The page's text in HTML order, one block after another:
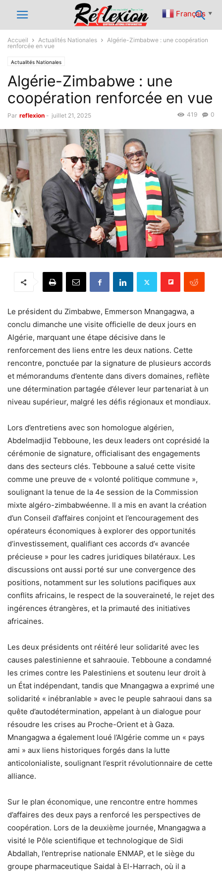
Accueil Actualités Nationales
Algérie-Zimbabwe : une coopération
renforcée en vue
Actualités Nationales
Algérie-Zimbabwe : une
coopération renforcée en vue
Par reflexion - juillet 21, 2025 0
419
Le président du Zimbabwe, Emmerson Mnangagwa, a
conclu dimanche une visite officielle de deux jours en
Algérie, marquant une étape décisive dans le
renforcement des liens entre les deux nations. Cette
rencontre, ponctuée par la signature de plusieurs accords
et mémorandums d’entente dans divers domaines, reflète
une détermination partagée d’élever leur partenariat à un
niveau supérieur, malgré les défis régionaux et mondiaux.
Lors d’entretiens avec son homologue algérien,
Abdelmadjid Tebboune, les deux leaders ont coprésidé la
cérémonie de signature, officialisant des engagements
dans des secteurs clés. Tebboune a salué cette visite
comme une preuve de « volonté politique commune »,
soulignant la tenue de la 4e session de la Commission
mixte algéro-zimbabwéenne. Il a mis en avant la création
d’un Conseil d’affaires conjoint et l’encouragement des
opérateurs économiques à explorer des opportunités
d’investissement, qualifiant ces accords d’« avancée
précieuse » pour les cadres juridiques bilatéraux. Les
discussions ont aussi porté sur une convergence des
positions, notamment sur les solutions pacifiques aux
conflits africains, le respect de la souveraineté, le rejet des
ingérences étrangères, et la primauté des initiatives
africaines.
Les deux présidents ont réitéré leur solidarité avec les
causes palestinienne et sahraouie. Tebboune a condamné
les crimes contre les Palestiniens et soutenu leur droit à
un État indépendant, tandis que Mnangagwa a exprimé une
solidarité « inébranlable » avec le peuple sahraoui dans sa
quête d’autodétermination, appelant à un dialogue pour
résoudre les crises au Proche-Orient et à Gaza.
Mnangagwa a également loué l’Algérie comme un « pays
ami » aux liens historiques forgés dans la lutte
anticolonialiste, soulignant l’esprit révolutionnaire de cette
alliance.
Sur le plan économique, une rencontre entre hommes
d’affaires des deux pays a renforcé les perspectives de
coopération. Lors de la deuxième journée, Mnangagwa a
visité le Pôle scientifique et technologique de Sidi
Abdallah, l’entreprise nationale ENMAP, et le siège du
groupe pharmaceutique Saidal à El-Harrach, où il a
Français ▼